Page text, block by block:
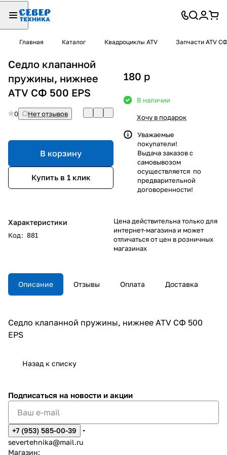
Главная Каталог Квадроциклы ATV Запчасти ATV СФ
Седло клапанной
пружины, нижнее
ATV СФ 500 EPS
0 Нет отзывов
В корзину
Купить в 1 клик
Характеристики
Код: 881
180 p
В наличии
Хочу в подарок
Уважаемые
покупатели!
Выдача заказов с
самовывозом
осуществляется по
предварительной
договоренности!
Цена действительна только для
интернет-магазина и может
отличаться от цен в розничных
магазинах
Описание Отзывы Оплата Доставка
Седло клапанной пружины, нижнее ATV СФ 500
EPS
Назад к списку
Подписаться на новости и акции
+7 (953) 585-00-39
severtehnika@mail.ru
Магазин: